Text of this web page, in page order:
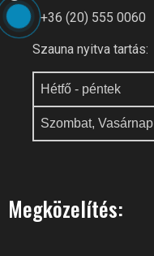
+36 (20) 555 0060
Szauna nyitva tartás:
Hétfő - péntek
Szombat, Vasárnap
Megközelítés: